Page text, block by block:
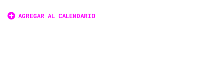
AGREGAR AL CALENDARIO